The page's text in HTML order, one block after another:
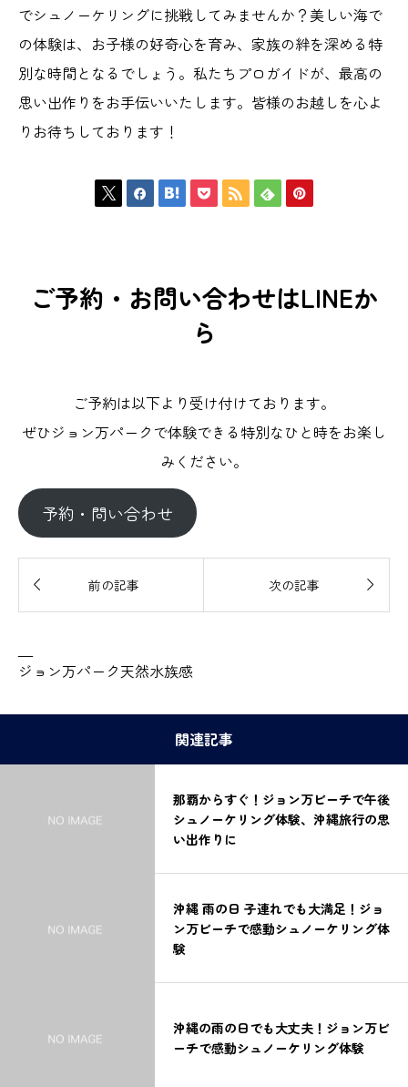
でシュノーケリングに挑戦してみませんか？美しい海で
の体験は、お子様の好奇心を育み、家族の絆を深める特
別な時間となるでしょう。私たちプロガイドが、最高の
思い出作りをお手伝いいたします。皆様のお越しを心よ
りお待ちしております！
      
ご予約・お問い合わせはLINEか
ら
ご予約は以下より受け付けております。
ぜひジョン万パークで体験できる特別なひと時をお楽し
みください。
予約・問い合わせ
 前の記事 次の記事 
—
ジョン万パーク天然水族感
関連記事
那覇からすぐ！ジョン万ビーチで午後
シュノーケリング体験、沖縄旅行の思
い出作りに
沖縄 雨の日 子連れでも大満足！ジョ
ン万ビーチで感動シュノーケリング体
験
沖縄の雨の日でも大丈夫！ジョン万ビ
ーチで感動シュノーケリング体験